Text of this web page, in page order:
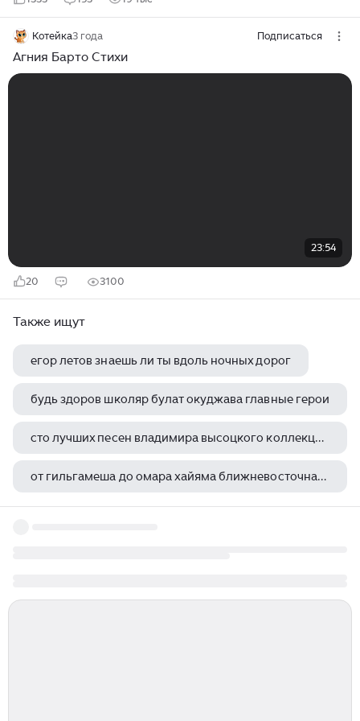
Котейка3 года Подписаться
Агния Барто Стихи
23:54
20 3100
Также ищут
егор летов знаешь ли ты вдоль ночных дорог
будь здоров школяр булат окуджава главные герои
сто лучших песен владимира высоцкого коллекция ридерз дайджест
от гильгамеша до омара хайяма ближневосточная литература древности и средневековья